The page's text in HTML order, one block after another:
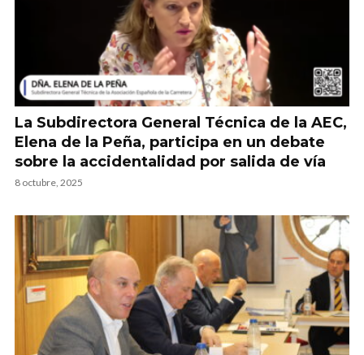
La Subdirectora General Técnica de la AEC,
Elena de la Peña, participa en un debate
sobre la accidentalidad por salida de vía
8 octubre, 2025